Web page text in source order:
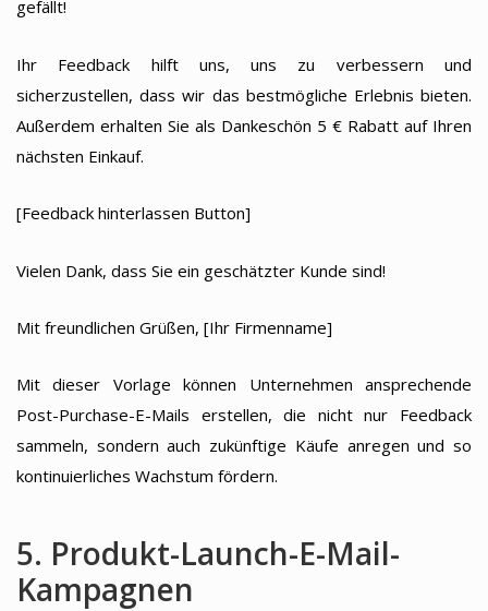
gefällt!
Ihr Feedback hilft uns, uns zu verbessern und
sicherzustellen, dass wir das bestmögliche Erlebnis bieten.
Außerdem erhalten Sie als Dankeschön 5 € Rabatt auf Ihren
nächsten Einkauf.
[Feedback hinterlassen Button]
Vielen Dank, dass Sie ein geschätzter Kunde sind!
Mit freundlichen Grüßen, [Ihr Firmenname]
Mit dieser Vorlage können Unternehmen ansprechende
Post-Purchase-E-Mails erstellen, die nicht nur Feedback
sammeln, sondern auch zukünftige Käufe anregen und so
kontinuierliches Wachstum fördern.
5. Produkt-Launch-E-Mail-
Kampagnen